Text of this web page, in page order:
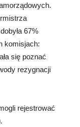
67%
komisjach:
się poznać
rezygnacji
rejestrować